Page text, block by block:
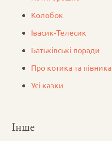
Колобок
Iвасик-Телесик
Батьківські поради
Про котика та півника
Усі казки
Інше